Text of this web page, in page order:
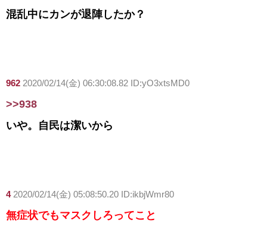
混乱中にカンが退陣したか？
962 2020/02/14(金) 06:30:08.82 ID:yO3xtsMD0
>>938
いや。自民は潔いから
4 2020/02/14(金) 05:08:50.20 ID:ikbjWmr80
無症状でもマスクしろってこと